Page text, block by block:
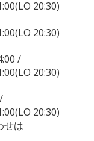
(LO 20:30)
(LO 20:30)
/
(LO 20:30)
/
(LO 20:30)
せは